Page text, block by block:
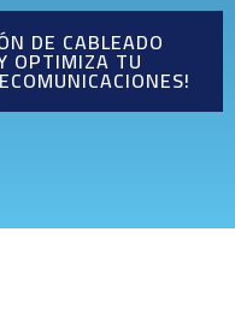
DE CABLEADO
OPTIMIZA TU